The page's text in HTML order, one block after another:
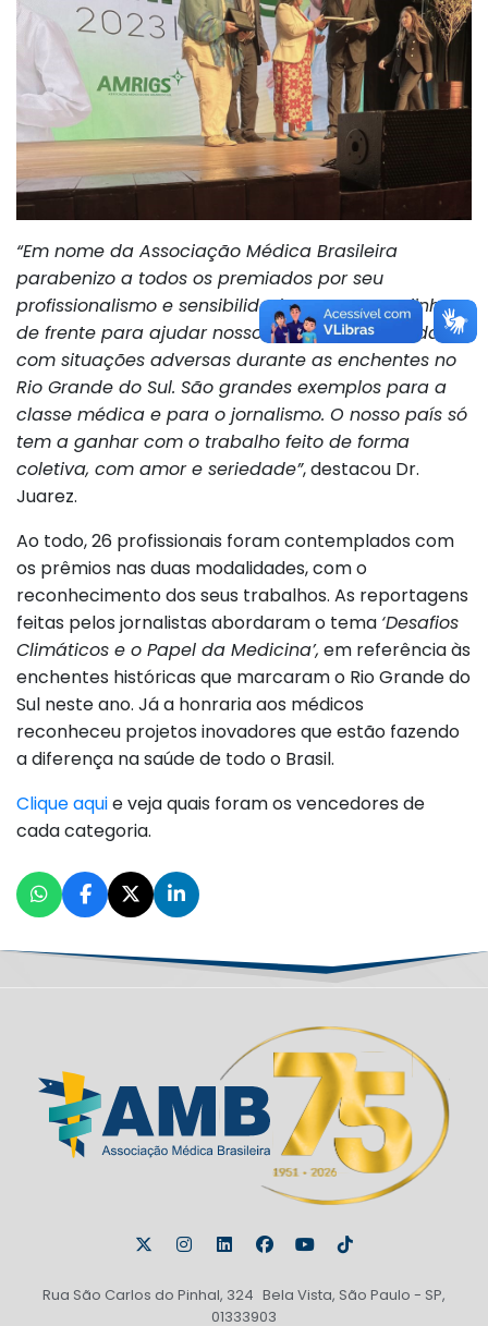
“Em nome da Associação Médica Brasileira
parabenizo a todos os premiados por seu
profissionalismo e sensibilidade ao atuar na linha
de frente para ajudar nosso povo gaúcho a lidar
com situações adversas durante as enchentes no
Rio Grande do Sul. São grandes exemplos para a
classe médica e para o jornalismo. O nosso país só
tem a ganhar com o trabalho feito de forma
coletiva, com amor e seriedade”, destacou Dr.
Juarez.
Ao todo, 26 profissionais foram contemplados com
os prêmios nas duas modalidades, com o
reconhecimento dos seus trabalhos. As reportagens
feitas pelos jornalistas abordaram o tema ‘Desafios
Climáticos e o Papel da Medicina’, em referência às
enchentes históricas que marcaram o Rio Grande do
Sul neste ano. Já a honraria aos médicos
reconheceu projetos inovadores que estão fazendo
a diferença na saúde de todo o Brasil.
Clique aquie veja quais foram os vencedores de
cada categoria.
Rua São Carlos do Pinhal, 324 Bela Vista, São Paulo - SP,
01333903